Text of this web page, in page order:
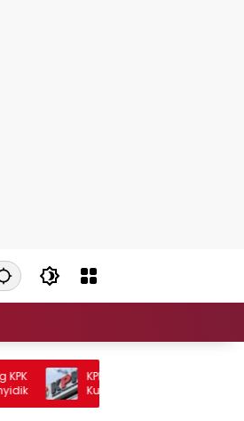
KPK Perluas Penyidikan Kasus
Kuansing, Mobil Mewah hingga
Transaksi Money Changer